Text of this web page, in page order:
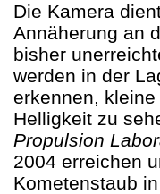
Die Kamera
Annäherung an
bisher
werden in der
erkennen,
Helligkeit zu
Propulsion
2004 erreichen
Kometenstaub